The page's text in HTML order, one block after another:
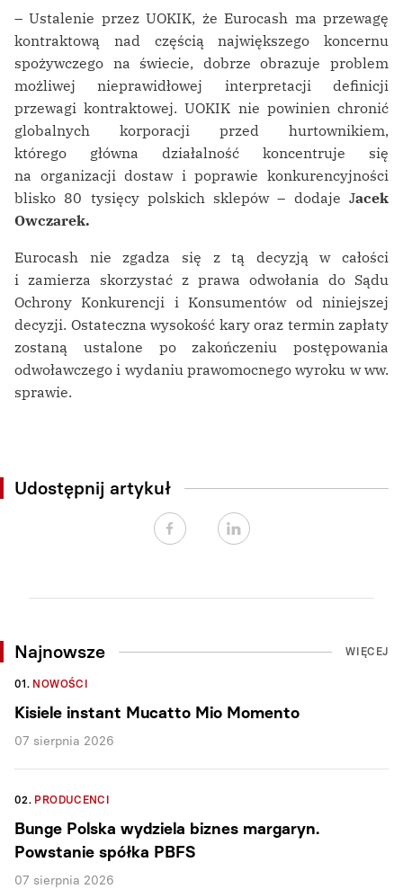
– Ustalenie przez UOKIK, że Eurocash ma przewagę
kontraktową nad częścią największego koncernu
spożywczego na świecie, dobrze obrazuje problem
możliwej nieprawidłowej interpretacji definicji
przewagi kontraktowej. UOKIK nie powinien chronić
globalnych korporacji przed hurtownikiem,
którego główna działalność koncentruje się
na organizacji dostaw i poprawie konkurencyjności
blisko 80 tysięcy polskich sklepów – dodaje Jacek
Owczarek.
Eurocash nie zgadza się z tą decyzją w całości
i zamierza skorzystać z prawa odwołania do Sądu
Ochrony Konkurencji i Konsumentów od niniejszej
decyzji. Ostateczna wysokość kary oraz termin zapłaty
zostaną ustalone po zakończeniu postępowania
odwoławczego i wydaniu prawomocnego wyroku w ww.
sprawie.
Udostępnij artykuł
Najnowsze WIĘCEJ
01. NOWOŚCI
Kisiele instant Mucatto Mio Momento
07 sierpnia 2026
02. PRODUCENCI
Bunge Polska wydziela biznes margaryn.
Powstanie spółka PBFS
07 sierpnia 2026